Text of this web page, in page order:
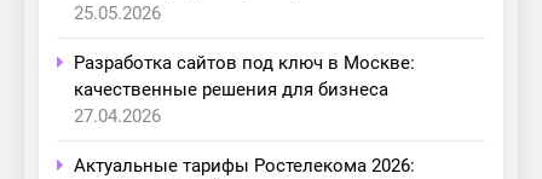
25.05.2026
Разработка сайтов под ключ в Москве:
качественные решения для бизнеса
27.04.2026
Актуальные тарифы Ростелекома 2026: